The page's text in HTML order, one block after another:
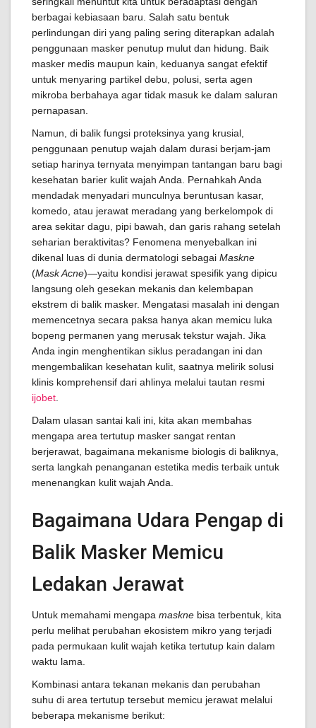
berbagai kebiasaan baru. Salah satu bentuk
perlindungan diri yang paling sering diterapkan adalah
penggunaan masker penutup mulut dan hidung. Baik
masker medis maupun kain, keduanya sangat efektif
untuk menyaring partikel debu, polusi, serta agen
mikroba berbahaya agar tidak masuk ke dalam saluran
pernapasan.
Namun, di balik fungsi proteksinya yang krusial,
penggunaan penutup wajah dalam durasi berjam-jam
setiap harinya ternyata menyimpan tantangan baru bagi
kesehatan barier kulit wajah Anda. Pernahkah Anda
mendadak menyadari munculnya beruntusan kasar,
komedo, atau jerawat meradang yang berkelompok di
area sekitar dagu, pipi bawah, dan garis rahang setelah
seharian beraktivitas? Fenomena menyebalkan ini
dikenal luas di dunia dermatologi sebagai Maskne
(Mask Acne)—yaitu kondisi jerawat spesifik yang dipicu
langsung oleh gesekan mekanis dan kelembapan
ekstrem di balik masker. Mengatasi masalah ini dengan
memencetnya secara paksa hanya akan memicu luka
bopeng permanen yang merusak tekstur wajah. Jika
Anda ingin menghentikan siklus peradangan ini dan
mengembalikan kesehatan kulit, saatnya melirik solusi
klinis komprehensif dari ahlinya melalui tautan resmi
ijobet
Dalam ulasan santai kali ini, kita akan membahas
mengapa area tertutup masker sangat rentan
berjerawat, bagaimana mekanisme biologis di baliknya,
serta langkah penanganan estetika medis terbaik untuk
menenangkan kulit wajah Anda.
Bagaimana Udara Pengap di
Balik Masker Memicu
Ledakan Jerawat
Untuk memahami mengapa maskne bisa terbentuk, kita
perlu melihat perubahan ekosistem mikro yang terjadi
pada permukaan kulit wajah ketika tertutup kain dalam
waktu lama.
Kombinasi antara tekanan mekanis dan perubahan
suhu di area tertutup tersebut memicu jerawat melalui
beberapa mekanisme berikut: